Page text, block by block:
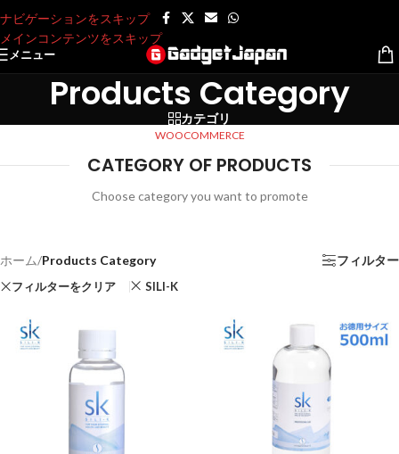
ナビゲーションをスキップ
メインコンテンツをスキップ
メニュー
Products Category
カテゴリ
WOOCOMMERCE
CATEGORY OF PRODUCTS
Choose category you want to promote
ホーム/Products Category フィルター
フィルターをクリア SILI-K